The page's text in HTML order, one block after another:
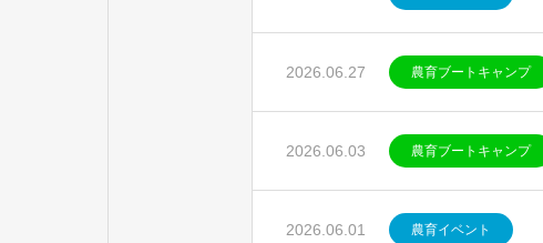
2026.06.27 農育ブートキャンプ
2026.06.03 農育ブートキャンプ
2026.06.01 農育イベント